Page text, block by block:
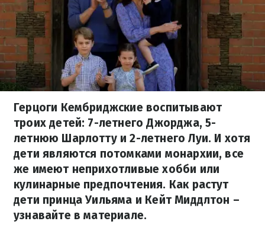
Герцоги Кембриджские воспитывают
троих детей: 7-летнего Джорджа, 5-
летнюю Шарлотту и 2-летнего Луи. И хотя
дети являются потомками монархии, все
же имеют неприхотливые хобби или
кулинарные предпочтения. Как растут
дети принца Уильяма и Кейт Миддлтон –
узнавайте в материале.